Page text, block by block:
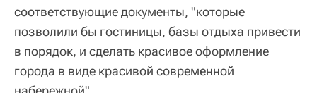
соответствующие документы, "которые
позволили бы гостиницы, базы отдыха привести
в порядок, и сделать красивое оформление
города в виде красивой современной